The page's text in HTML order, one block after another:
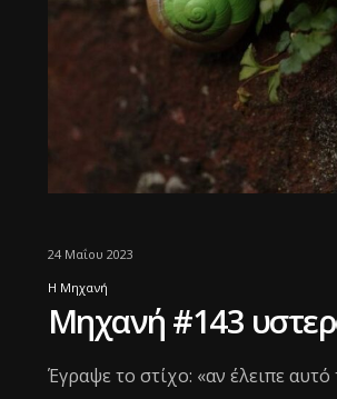
24 Μαΐου 2023
Η Μηχανή
Μηχανή #143
Έγραψε το στίχο: «αν έλειπε αυτό